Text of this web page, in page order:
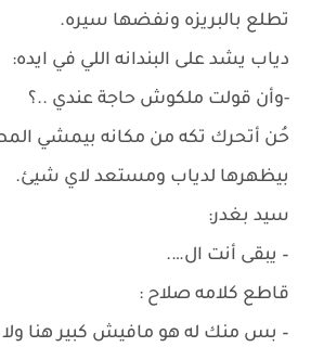
تطلع بالبريزه ونفضها سيره.
دياب يشد على البندانه اللي في ايده:
-وأن قولت ملكوش حاجة عندي ..؟
حُن أتحرك تكه من مكانه بيمشي
بيظهرها لدياب ومستعد لاي شيئ.
سيد بغدر:
– يبقى أنت ال….
قاطع كلامه صلاح :
– بس منك له هو مافيش كبير هنا ولا